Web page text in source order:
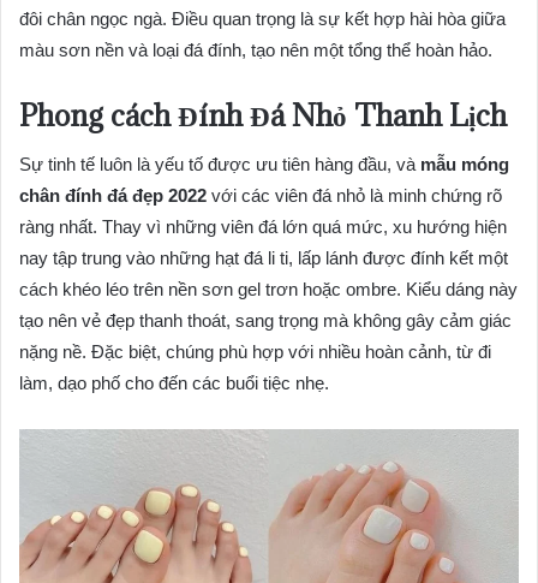
đôi chân ngọc ngà. Điều quan trọng là sự kết hợp hài hòa giữa
màu sơn nền và loại đá đính, tạo nên một tổng thể hoàn hảo.
Phong cách Đính Đá Nhỏ Thanh Lịch
Sự tinh tế luôn là yếu tố được ưu tiên hàng đầu, và mẫu móng
chân đính đá đẹp 2022 với các viên đá nhỏ là minh chứng rõ
ràng nhất. Thay vì những viên đá lớn quá mức, xu hướng hiện
nay tập trung vào những hạt đá li ti, lấp lánh được đính kết một
cách khéo léo trên nền sơn gel trơn hoặc ombre. Kiểu dáng này
tạo nên vẻ đẹp thanh thoát, sang trọng mà không gây cảm giác
nặng nề. Đặc biệt, chúng phù hợp với nhiều hoàn cảnh, từ đi
làm, dạo phố cho đến các buổi tiệc nhẹ.